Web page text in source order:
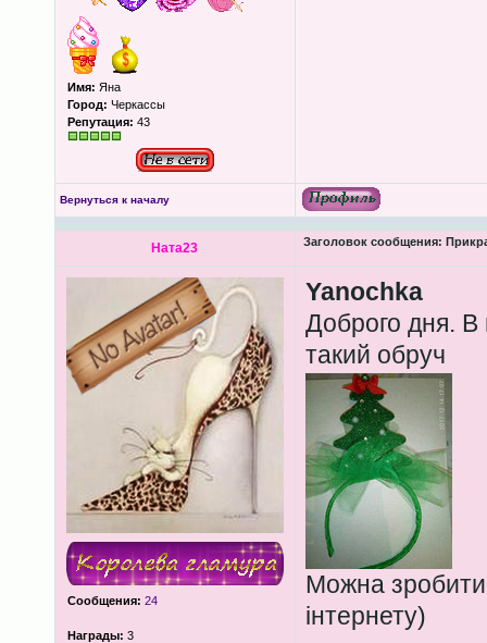
Имя: Яна
Город: Черкассы
Репутация: 43
Вернуться к началу
Ната23 Заголовок сообщения:
Сообщения: 24
Награды: 3
Yanochka
Доброго дня. В
такий обруч
Можна
інтернету)